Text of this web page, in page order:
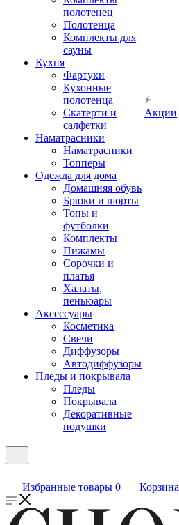
полотенец
Полотенца
Комплекты для
сауны
Кухня
Фартуки
Кухонные
полотенца
Скатерти и
салфетки
Наматрасники
Наматрасники
Топперы
Одежда для дома
Домашняя обувь
Брюки и шорты
Топы и
футболки
Комплекты
Пижамы
Сорочки и
платья
Халаты,
пеньюары
Аксессуары
Косметика
Свечи
Диффузоры
Автодиффузоры
Пледы и покрывала
Пледы
Покрывала
Декоративные
подушки
Акции
Избранные товары 0 Корзина